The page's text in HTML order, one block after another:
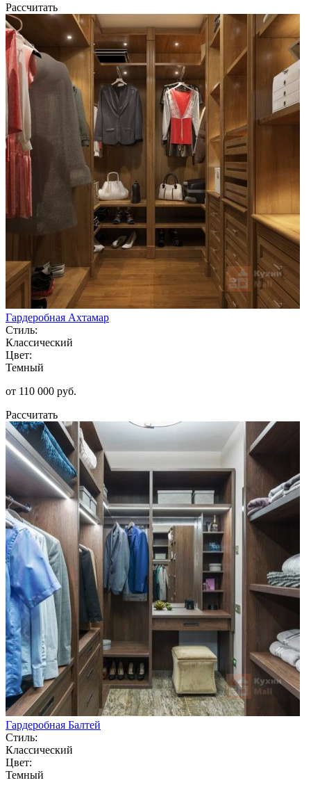
Рассчитать
Гардеробная Ахтамар
Стиль:
Классический
Цвет:
Темный
от 110 000 руб.
Рассчитать
Гардеробная Балтей
Стиль:
Классический
Цвет:
Темный